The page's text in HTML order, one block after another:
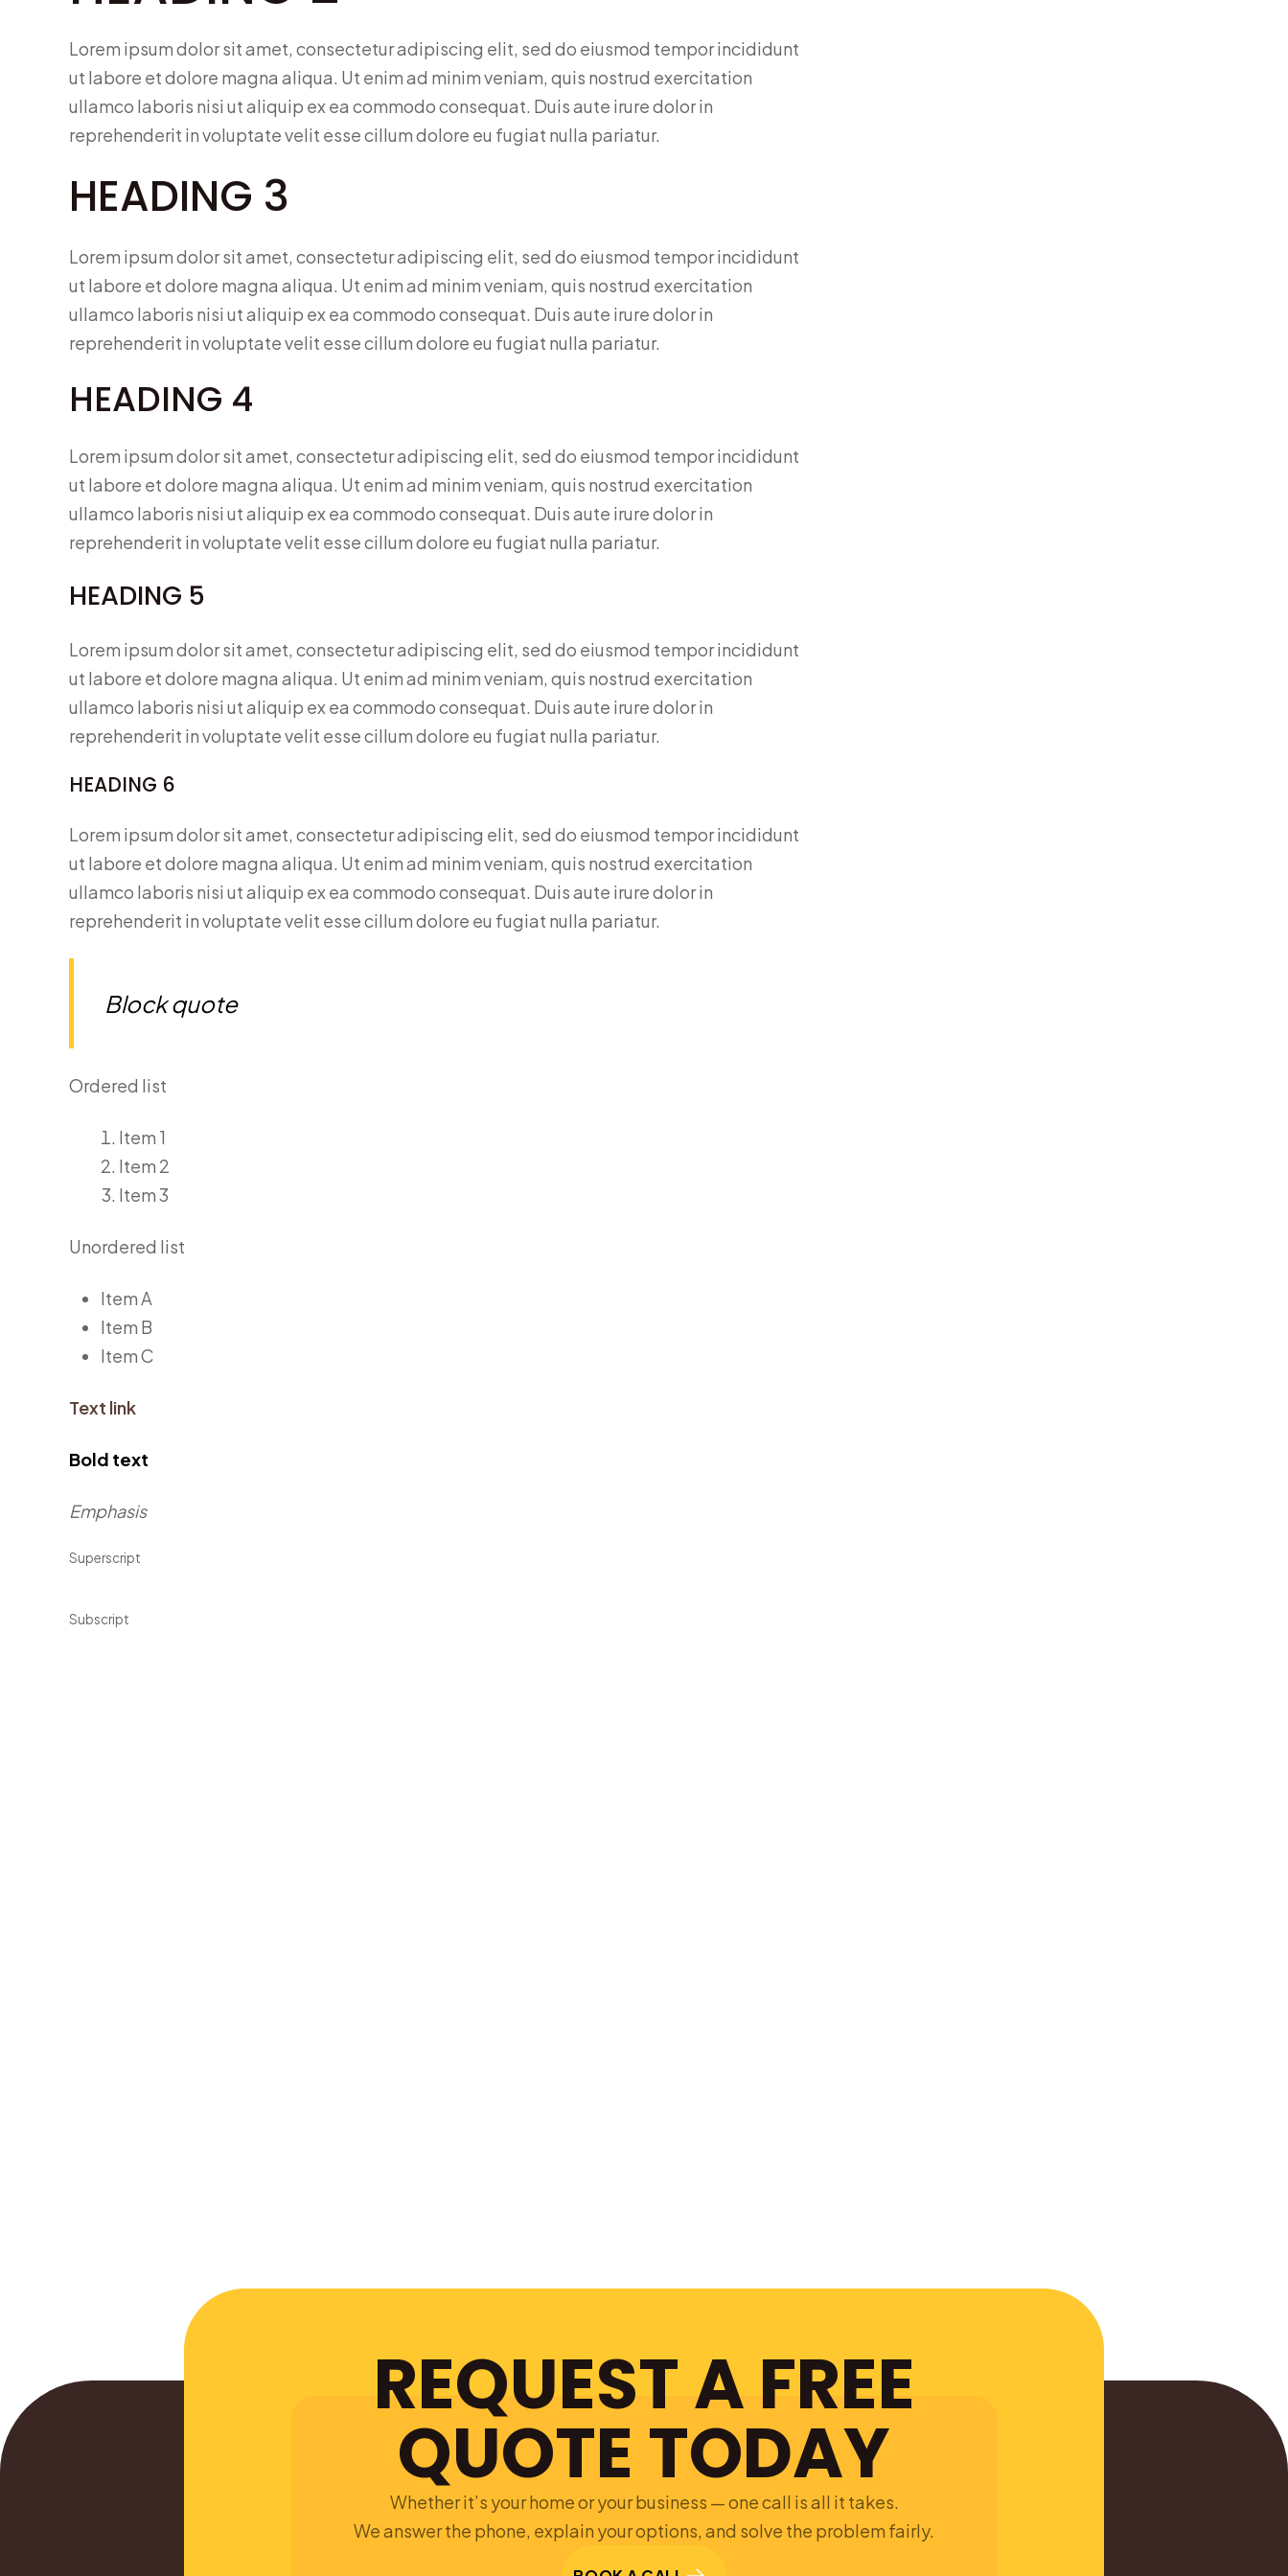
Lorem ipsum dolor sit amet, consectetur adipiscing elit, sed do eiusmod tempor incididunt
ut labore et dolore magna aliqua. Ut enim ad minim veniam, quis nostrud exercitation
ullamco laboris nisi ut aliquip ex ea commodo consequat. Duis aute irure dolor in
reprehenderit in voluptate velit esse cillum dolore eu fugiat nulla pariatur.
HEADING 3
Lorem ipsum dolor sit amet, consectetur adipiscing elit, sed do eiusmod tempor incididunt
ut labore et dolore magna aliqua. Ut enim ad minim veniam, quis nostrud exercitation
ullamco laboris nisi ut aliquip ex ea commodo consequat. Duis aute irure dolor in
reprehenderit in voluptate velit esse cillum dolore eu fugiat nulla pariatur.
HEADING 4
Lorem ipsum dolor sit amet, consectetur adipiscing elit, sed do eiusmod tempor incididunt
ut labore et dolore magna aliqua. Ut enim ad minim veniam, quis nostrud exercitation
ullamco laboris nisi ut aliquip ex ea commodo consequat. Duis aute irure dolor in
reprehenderit in voluptate velit esse cillum dolore eu fugiat nulla pariatur.
HEADING 5
Lorem ipsum dolor sit amet, consectetur adipiscing elit, sed do eiusmod tempor incididunt
ut labore et dolore magna aliqua. Ut enim ad minim veniam, quis nostrud exercitation
ullamco laboris nisi ut aliquip ex ea commodo consequat. Duis aute irure dolor in
reprehenderit in voluptate velit esse cillum dolore eu fugiat nulla pariatur.
HEADING 6
Lorem ipsum dolor sit amet, consectetur adipiscing elit, sed do eiusmod tempor incididunt
ut labore et dolore magna aliqua. Ut enim ad minim veniam, quis nostrud exercitation
ullamco laboris nisi ut aliquip ex ea commodo consequat. Duis aute irure dolor in
reprehenderit in voluptate velit esse cillum dolore eu fugiat nulla pariatur.
Block quote
Ordered list
Item 1
Item 2
Item 3
Unordered list
Item A
Item B
Item C
Text link
Bold text
Emphasis
Superscript
Subscript
REQUEST A FREE
QUOTE TODAY
Whether it’s your home or your business — one call is all it takes.
We answer the phone, explain your options, and solve the problem fairly.